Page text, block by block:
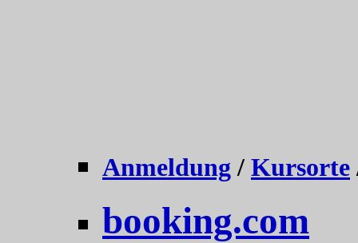
Anmeldung / Kursorte
booking.com